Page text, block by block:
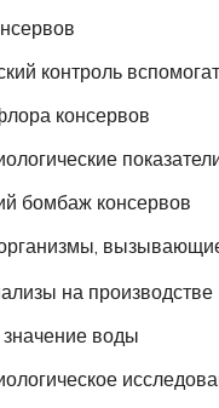
контроль
консервов
бомбаж консервов
на производстве
воды